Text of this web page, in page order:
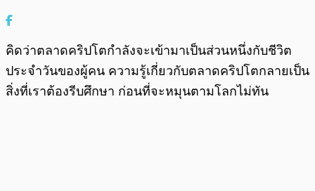
คิดว่าตลาดคริปโตกำลังจะเข้ามาเป็นส่วนหนึ่งกับชีวิต
ประจำวันของผู้คน ความรู้เกี่ยวกับตลาดคริปโตกลายเป็น
สิ่งที่เราต้องรีบศึกษา ก่อนที่จะหมุนตามโลกไม่ทัน